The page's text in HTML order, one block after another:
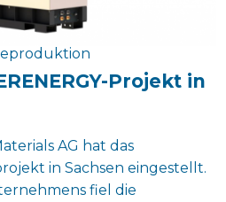
Projekt in
AG hat das
in Sachsen eingestellt.
fiel die